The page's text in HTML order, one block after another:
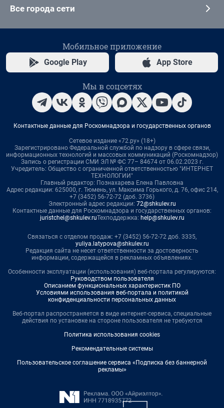
Все города сети
Мобильное приложение
Google Play App Store
Мы в соцсетях
Контактные данные для Роскомнадзора и государственных органов
Сетевое издание «72.ру» (18+)
Зарегистрировано Федеральной службой по надзору в сфере связи,
информационных технологий и массовых коммуникаций (Роскомнадзор)
Запись о регистрации СМИ ЭЛ № ФС 77– 84674 от 06.02.2023 г.
Учредитель: Общество с ограниченной ответственностью "ИНТЕРНЕТ
ТЕХНОЛОГИИ"
Главный редактор: Познахарева Елена Павловна
Адрес редакции: 625000, г. Тюмень, ул. Максима Горького, д. 76, офис 214,
+7 (3452) 56-72-72 (доб. 3736)
Электронный адрес редакции: 72@shkulev.ru
Контактные данные для Роскомнадзора и государственных органов:
juristchel@shkulev.ruТехподдержка: help@shkulev.ru
Связаться с отделом продаж: +7 (3452) 56-72-72 доб. 3335,
yuliya.latypova@shkulev.ru
Редакция сайта не несет ответственности за достоверность
информации, содержащейся в рекламных объявлениях.
Особенности эксплуатации (использования) веб-портала регулируются:
Руководством пользователя
Описанием функциональных характеристик ПО
Условиями использования веб-портала и политикой
конфиденциальности персональных данных
Веб-портал распространяется в виде интернет-сервиса, специальные
действия по установке на стороне пользователя не требуются
Политика использования cookies
Рекомендательные системы
Пользовательское соглашение сервиса «Подписка без баннерной
рекламы»